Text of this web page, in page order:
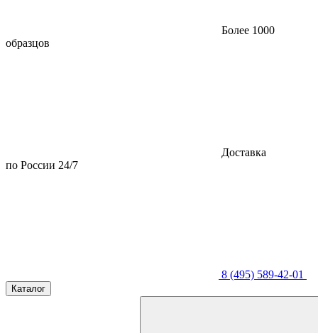
Более 1000
образцов
Доставка
по России 24/7
8 (495) 589-42-01
Каталог